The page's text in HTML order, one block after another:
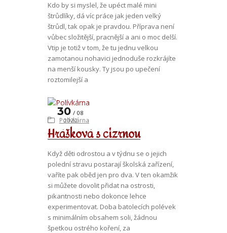
Kdo by si myslel, že upéct malé mini
štrůdlíky, dá víc práce jak jeden velký
štrůdl, tak opak je pravdou. Příprava není
vůbec složitější, pracnější a ani o moc delší.
Vtip je totiž v tom, že tu jednu velkou
zamotanou nohavici jednoduše rozkrájíte
na menší kousky. Ty jsou po upečení
roztomilejší a
Hrášková s cizrnou
30
08
2022
Polívkárna
Když děti odrostou a v týdnu se o jejich
polední stravu postarají školská zařízení,
vaříte pak oběd jen pro dva. V ten okamžik
si můžete dovolit přidat na ostrosti,
pikantnosti nebo dokonce lehce
experimentovat. Doba batolecích polévek
s minimálním obsahem soli, žádnou
špetkou ostrého koření, za